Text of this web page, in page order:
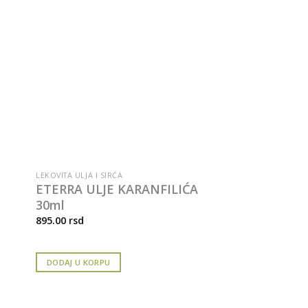
LEKOVITA ULJA I SIRĆA
ETERRA ULJE KARANFILIĆA
30ml
895.00 rsd
DODAJ U KORPU